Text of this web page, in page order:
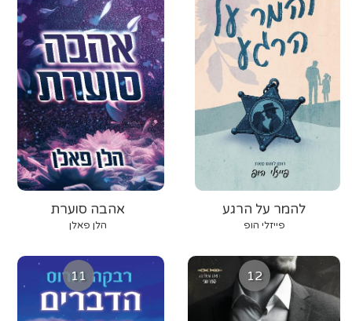
אהבה סוערת
הלן פאלן
להמר על הרגע
פייזלי הופ
11 12